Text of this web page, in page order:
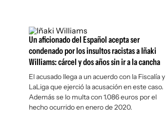
Un aficionado del Español acepta ser
condenado por los insultos racistas a Iñaki
Williams: cárcel y dos años sin ir a la cancha
El acusado llega a un acuerdo con la Fiscalía y
LaLiga que ejerció la acusación en este caso.
Además se lo multa con 1.086 euros por el
hecho ocurrido en enero de 2020.